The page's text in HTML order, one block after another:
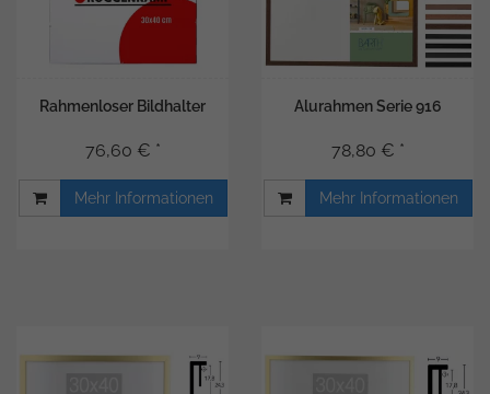
Rahmenloser Bildhalter
76,60 € *
Mehr Informationen
Alurahmen Serie 916
78,80 € *
Mehr Informationen